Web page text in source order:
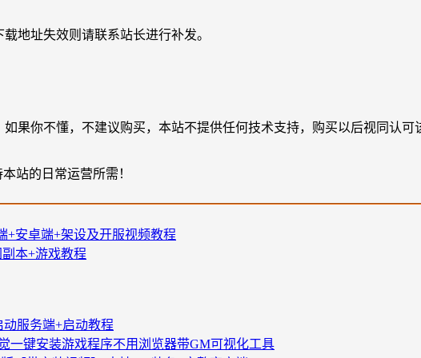
地址失效则请联系站长进行补发。
果你不懂，不建议购买，本站不提供任何技术支持，购买以后视同认可
站的日常运营所需！
+安卓端+架设及开服视频教程
本+游戏教程
动服务端+启动教程
一键安装游戏程序不用浏览器带GM可视化工具